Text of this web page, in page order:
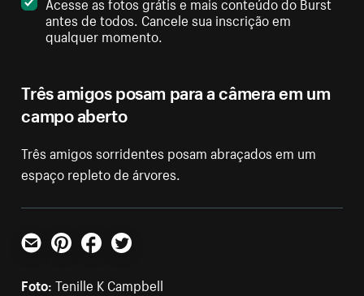
Três amigos posam para a câmera em um
campo aberto
Três amigos sorridentes posam abraçados em um
espaço repleto de árvores.
antes de todos. Cancele sua inscrição em
qualquer momento.
E-mailPinterestFacebookTwitter
Foto:Tenille K Campbell